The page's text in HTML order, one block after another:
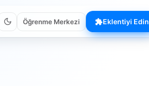
Öğrenme Merkezi Eklentiyi Edin